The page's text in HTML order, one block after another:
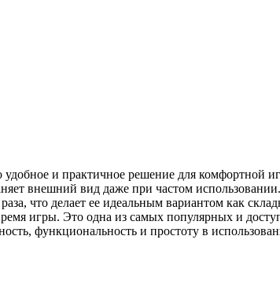
и практичное решение для комфортной
внешний вид даже при частом
что делает ее идеальным вариантом как
игры. Это одна из самых популярных и
функциональность и простоту в